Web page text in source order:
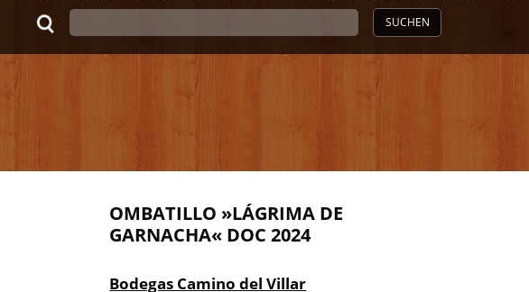
SUCHEN
OMBATILLO »LÁGRIMA DE
GARNACHA« DOC 2024
Bodegas Camino del Villar